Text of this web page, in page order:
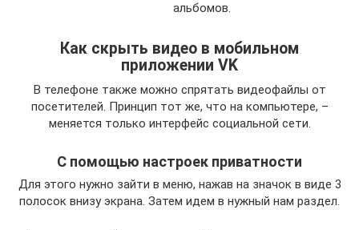
альбомов.
Как скрыть видео в мобильном
приложении VK
В телефоне также можно спрятать видеофайлы от
посетителей. Принцип тот же, что на компьютере, –
меняется только интерфейс социальной сети.
С помощью настроек приватности
Для этого нужно зайти в меню, нажав на значок в виде 3
полосок внизу экрана. Затем идем в нужный нам раздел.